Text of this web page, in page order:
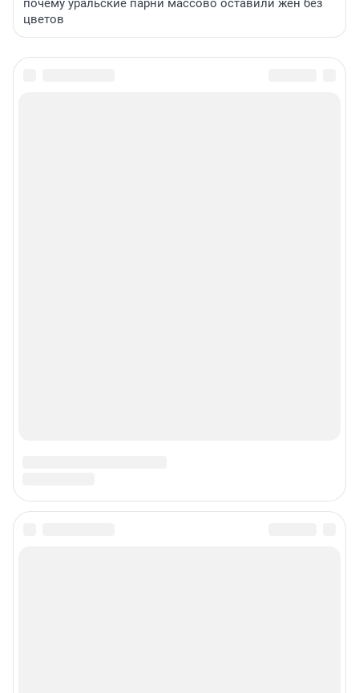
почему уральские парни массово оставили жен без
цветов